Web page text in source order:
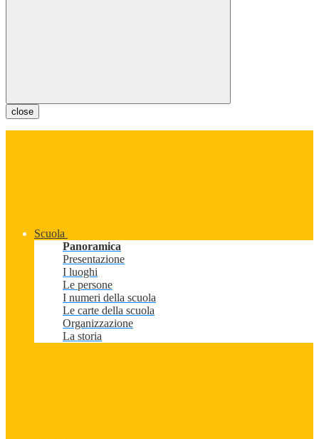
close
Scuola
Panoramica
Presentazione
I luoghi
Le persone
I numeri della scuola
Le carte della scuola
Organizzazione
La storia